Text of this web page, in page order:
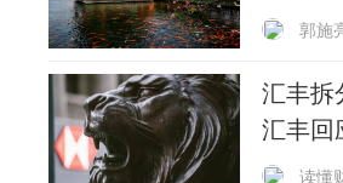
郭施
汇丰拆
汇丰回
读懂